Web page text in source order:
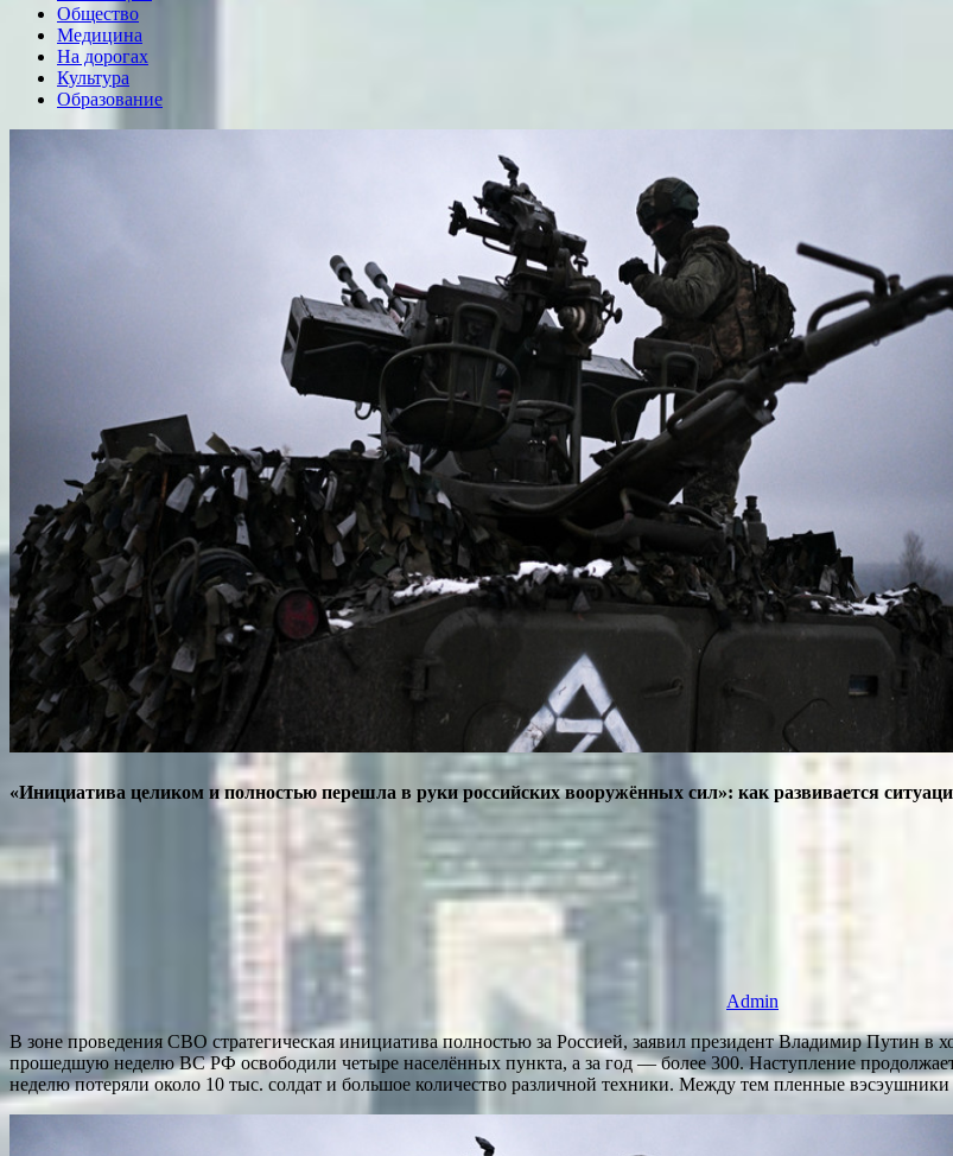
Общество
Медицина
На дорогах
Культура
Образование
«Инициатива целиком и полностью перешла в руки российских вооружённых сил»: как развивается
Admin
В зоне проведения СВО стратегическая инициатива полностью за Россией, заявил президент Владимир Путин
прошедшую неделю ВС РФ освободили четыре населённых пункта, а за год — более 300. Наступление
неделю потеряли около 10 тыс. солдат и большое количество различной техники. Между тем пленные